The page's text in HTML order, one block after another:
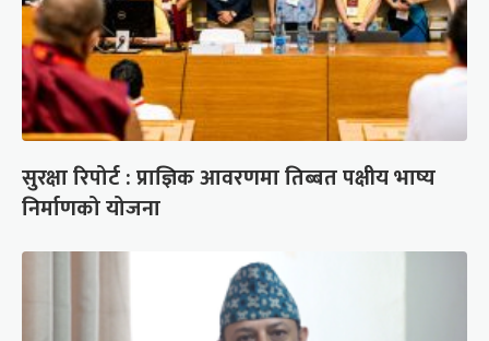
सुरक्षा रिपोर्ट : प्राज्ञिक आवरणमा तिब्बत पक्षीय भाष्य
निर्माणको योजना